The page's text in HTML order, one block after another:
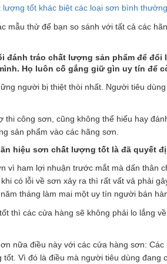
lượng tốt khác biệt các loại sơn bình
mẫu thử để bạn so sánh với tất cả các
đánh tráo chất lượng sản phẩm để
Họ luôn cố gắng giữ gìn uy tín để
người bị thiệt thòi nhất. Người tiêu
thi công sơn, cũng không thể hiểu hay
sản phẩm vào các hãng sơn.
hiệu sơn chất lượng tốt là đã quyết
vì ham lợi nhuận trước mắt mà dấn thân
có lỗi về sơn xảy ra thì rất vất vả phải
tháng làm mai một uy tín người bán
thì các cửa hàng sẽ không phải lo lắng
nữa điều này với các cửa hàng sơn:
Vì đó là điều mà người tiêu dùng đang